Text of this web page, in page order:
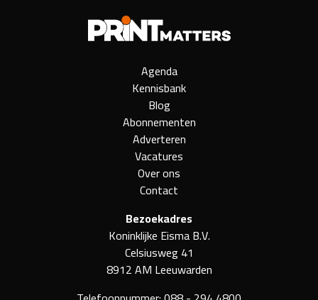
Agenda
Kennisbank
Blog
Abonnementen
Adverteren
Vacatures
Over ons
Contact
Bezoekadres
Koninklijke Eisma B.V.
Celsiusweg 41
8912 AM Leeuwarden